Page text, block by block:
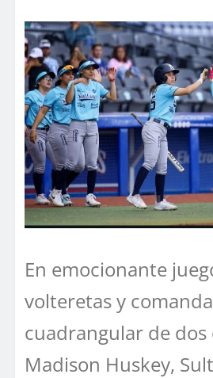
En emocionante
volteretas y
cuadrangular de dos
Madison Huskey,